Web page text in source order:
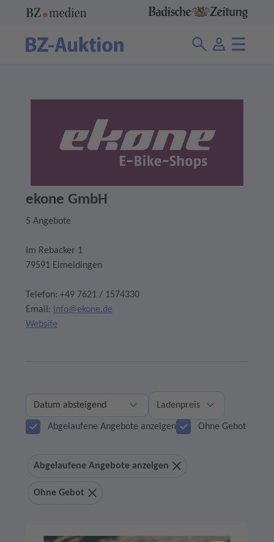
ekone GmbH
5 Angebote
Im Rebacker 1
79591 Eimeldingen
Telefon: +49 7621 / 1574330
Email: info@ekone.de
Website
Ladenpreis
Abgelaufene Angebote anzeigen Ohne Gebot
Abgelaufene Angebote anzeigen
Ohne Gebot